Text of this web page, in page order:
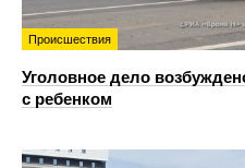
Происшествия
Уголовное дело
с ребенком